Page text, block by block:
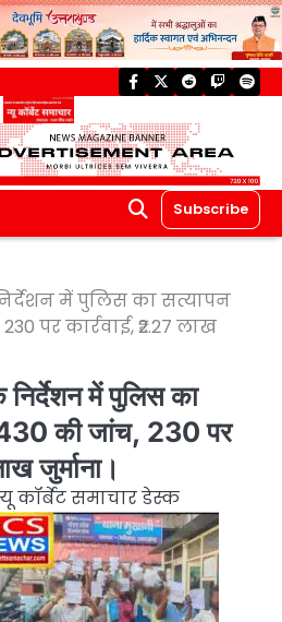
facebook
twitterreddittwitch
Subscribe
में पुलिस का सत्यापन
पर कार्रवाई, ₹2.27 लाख
में पुलिस का
की जांच, 230 पर
जुर्माना।
कॉर्बेट समाचार डेस्क